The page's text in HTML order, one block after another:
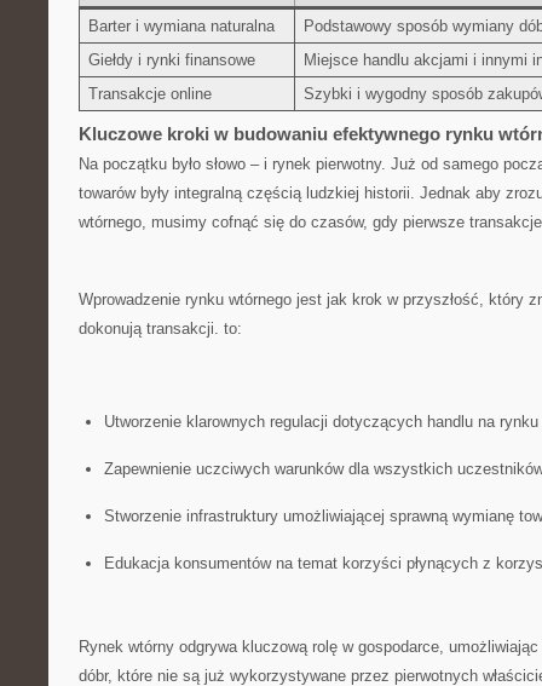
Barter ‍i ​wymiana​ naturalna
Podstawowy sposób wymiany
Giełdy i rynki finansowe
Miejsce handlu‍ akcjami i innymi
Transakcje online
Szybki ⁣i ⁣wygodny sposób
Kluczowe kroki w budowaniu efektywnego‌ rynku
Na początku było słowo‍ – ⁣i rynek pierwotny. Już od samego
towarów były integralną częścią ludzkiej⁣ historii. Jednak aby
wtórnego, musimy cofnąć się do czasów, gdy pierwsze
Wprowadzenie rynku wtórnego jest jak krok w ‌przyszłość, który
dokonują transakcji. to:
Utworzenie ‍klarownych regulacji dotyczących handlu na
Zapewnienie​ uczciwych warunków dla wszystkich
Stworzenie ‌infrastruktury umożliwiającej sprawną wymianę
Edukacja⁣ konsumentów na temat ‌korzyści ⁤płynących z
Rynek wtórny odgrywa kluczową rolę w gospodarce,⁤
dóbr, które⁤ nie są już wykorzystywane przez pierwotnych